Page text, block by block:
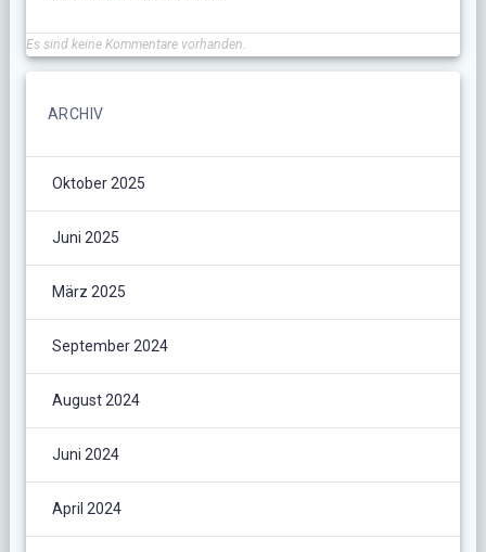
Es sind keine Kommentare vorhanden.
ARCHIV
Oktober 2025
Juni 2025
März 2025
September 2024
August 2024
Juni 2024
April 2024